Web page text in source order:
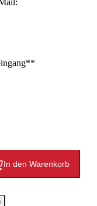
In den Warenkorb